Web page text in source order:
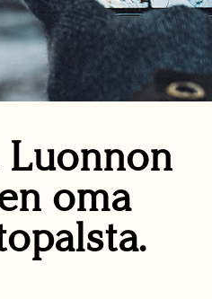
Luonnon
oma